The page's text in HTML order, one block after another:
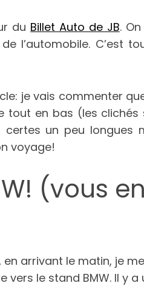
du Billet Auto de JB.
l’automobile. C’est
je vais commenter
en bas (les clichés
certes un peu longues
voyage!
(vous en
en arrivant le matin, je
vers le stand BMW. Il y